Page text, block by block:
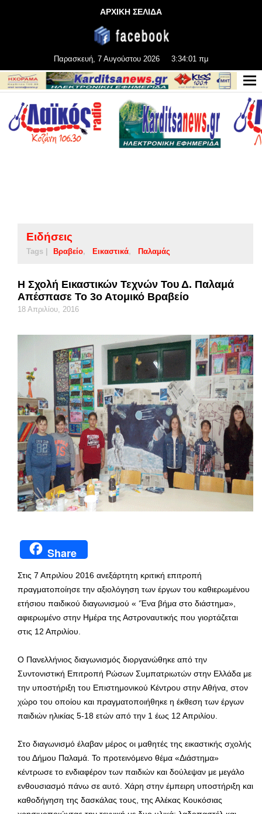
ΑΡΧΙΚΗ ΣΕΛΙΔΑ
Παρασκευή, 7 Αυγούστου 2026 3:34:01 πμ
Ειδήσεις
Tags | Βραβείο Εικαστικά Παλαμάς
Η Σχολή Εικαστικών Τεχνών Του Δ. Παλαμά
Απέσπασε Το 3ο Ατομικό Βραβείο
18 Απριλίου, 2016
Share
Στις 7 Απριλίου 2016 ανεξάρτητη κριτική επιτροπή
πραγματοποίησε την αξιολόγηση των έργων του καθιερωμένου
ετήσιου παιδικού διαγωνισμού « ‘Ένα βήμα στο διάστημα»,
αφιερωμένο στην Ημέρα της Αστροναυτικής που γιορτάζεται
στις 12 Απριλίου.
Ο Πανελλήνιος διαγωνισμός διοργανώθηκε από την
Συντονιστική Επιτροπή Ρώσων Συμπατριωτών στην Ελλάδα με
την υποστήριξη του Επιστημονικού Κέντρου στην Αθήνα, στον
χώρο του οποίου και πραγματοποιήθηκε η έκθεση των έργων
παιδιών ηλικίας 5-18 ετών από την 1 έως 12 Απριλίου.
Στο διαγωνισμό έλαβαν μέρος οι μαθητές της εικαστικής σχολής
του Δήμου Παλαμά. Το προτεινόμενο θέμα «Διάστημα»
κέντρωσε το ενδιαφέρον των παιδιών και δούλεψαν με μεγάλο
ενθουσιασμό πάνω σε αυτό. Χάρη στην έμπειρη υποστήριξη και
καθοδήγηση της δασκάλας τους, της Αλέκας Κουκόσιας